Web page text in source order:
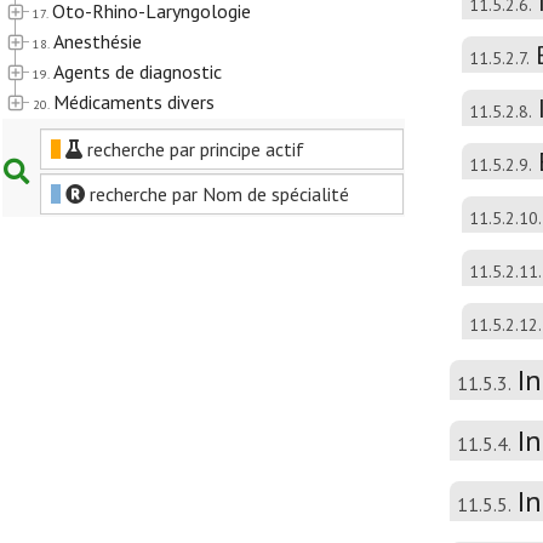
17. Oto-Rhino-Laryngologie
18. Anesthésie
19. Agents de diagnostic
20. Médicaments divers
recherche par principe actif
recherche par Nom de spécialité
11.5.2.6.
11.5.2.7.
11.5.2.8.
11.5.2.9.
11.5.2.10.
11.5.2.11.
11.5.2.12.
11.5.3.
11.5.4.
11.5.5.